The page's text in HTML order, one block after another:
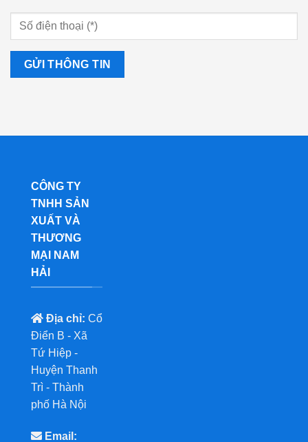
CÔNG TY
TNHH SẢN
XUẤT VÀ
THƯƠNG
MẠI NAM
HẢI
Địa chỉ: Cổ
Điển B - Xã
Tứ Hiệp -
Huyện Thanh
Trì - Thành
phố Hà Nội
Email: